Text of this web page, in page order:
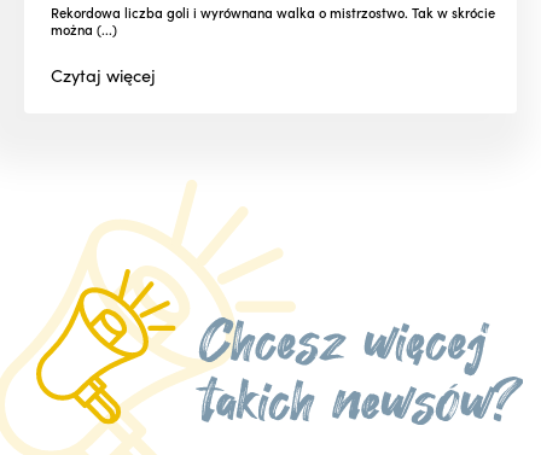
Rekordowa liczba goli i wyrównana walka o mistrzostwo. Tak w skrócie
można (...)
Czytajwięcej